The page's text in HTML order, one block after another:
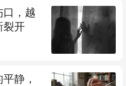
口，越
裂开
静，